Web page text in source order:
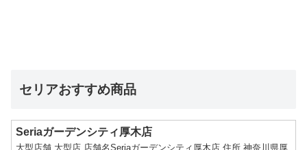
セリアおすすめ商品
Seriaガーデンシティ厚木店
大型店舗 大型店 店舗名Seriaガーデンシティ厚木店 住所 神奈川県厚